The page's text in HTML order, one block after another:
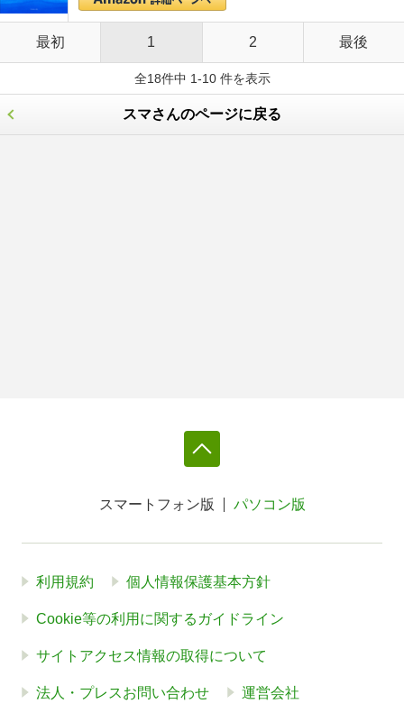
最初 1 2 最後
全18件中 1-10 件を表示
スマさんのページに戻る
スマートフォン版 パソコン版
利用規約 個人情報保護基本方針
Cookie等の利用に関するガイドライン
サイトアクセス情報の取得について
法人・プレスお問い合わせ 運営会社